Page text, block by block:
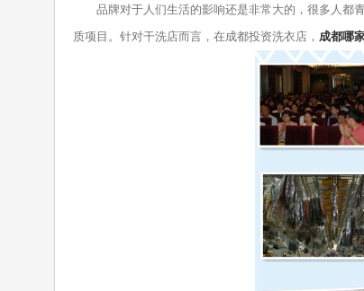
品牌对于人们生活的影响还是非常大的，很多人都青
质项目。针对干洗店而言，在成都投资洗衣店， 成都哪